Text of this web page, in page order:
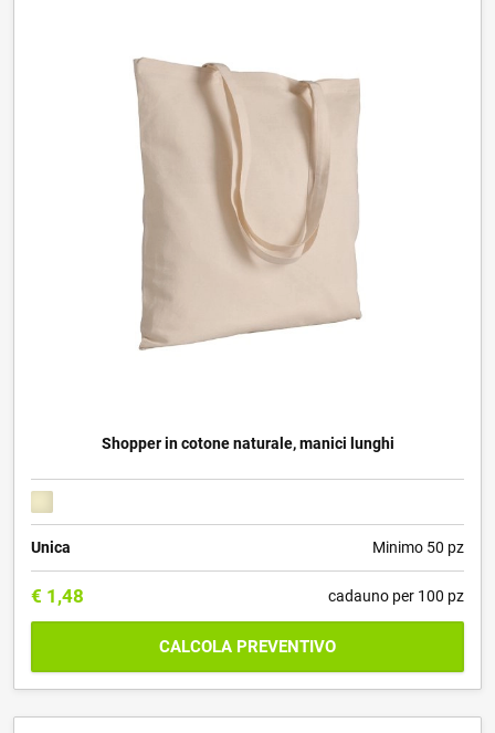
Shopper in cotone naturale, manici lunghi
Unica Minimo 50 pz
€ 1,48 cadauno per 100 pz
CALCOLA PREVENTIVO